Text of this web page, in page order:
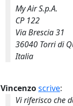
My Air S.p.A.
CP 122
Via Brescia 31
36040 Torri di
Italia
Vincenzoscrive:
Vi riferisco che